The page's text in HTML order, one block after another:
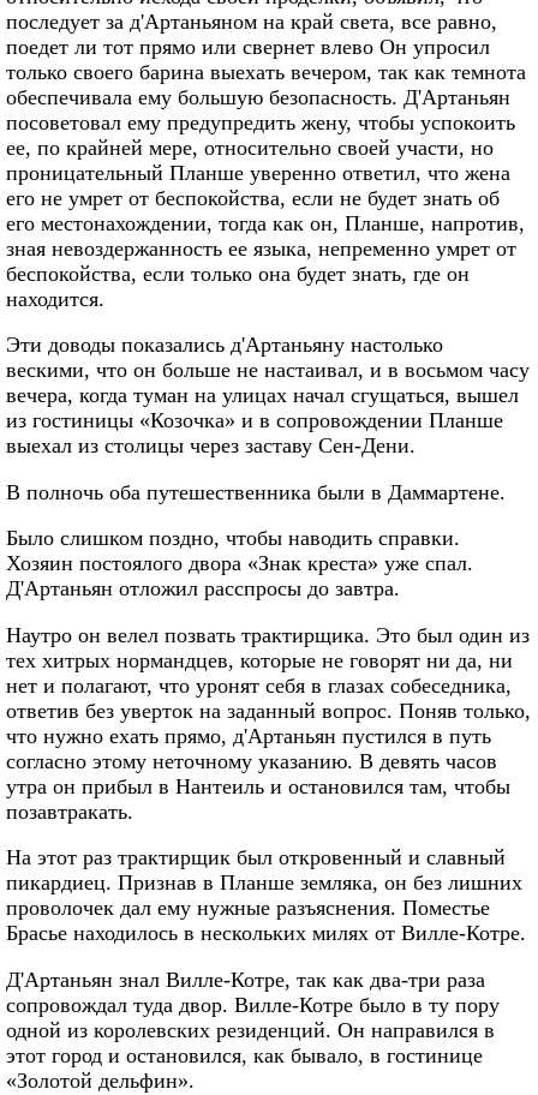
последует за д'Артаньяном на край света, все равно,
поедет ли тот прямо или свернет влево Он упросил
только своего барина выехать вечером, так как темнота
обеспечивала ему большую безопасность. Д'Артаньян
посоветовал ему предупредить жену, чтобы успокоить
ее, по крайней мере, относительно своей участи, но
проницательный Планше уверенно ответил, что жена
его не умрет от беспокойства, если не будет знать об
его местонахождении, тогда как он, Планше, напротив,
зная невоздержанность ее языка, непременно умрет от
беспокойства, если только она будет знать, где он
находится.
Эти доводы показались д'Артаньяну настолько
вескими, что он больше не настаивал, и в восьмом часу
вечера, когда туман на улицах начал сгущаться, вышел
из гостиницы «Козочка» и в сопровождении Планше
выехал из столицы через заставу Сен-Дени.
В полночь оба путешественника были в Даммартене.
Было слишком поздно, чтобы наводить справки.
Хозяин постоялого двора «Знак креста» уже спал.
Д'Артаньян отложил расспросы до завтра.
Наутро он велел позвать трактирщика. Это был один из
тех хитрых нормандцев, которые не говорят ни да, ни
нет и полагают, что уронят себя в глазах собеседника,
ответив без уверток на заданный вопрос. Поняв только,
что нужно ехать прямо, д'Артаньян пустился в путь
согласно этому неточному указанию. В девять часов
утра он прибыл в Нантеиль и остановился там, чтобы
позавтракать.
На этот раз трактирщик был откровенный и славный
пикардиец. Признав в Планше земляка, он без лишних
проволочек дал ему нужные разъяснения. Поместье
Брасье находилось в нескольких милях от Вилле-Котре.
Д'Артаньян знал Вилле-Котре, так как два-три раза
сопровождал туда двор. Вилле-Котре было в ту пору
одной из королевских резиденций. Он направился в
этот город и остановился, как бывало, в гостинице
«Золотой дельфин».